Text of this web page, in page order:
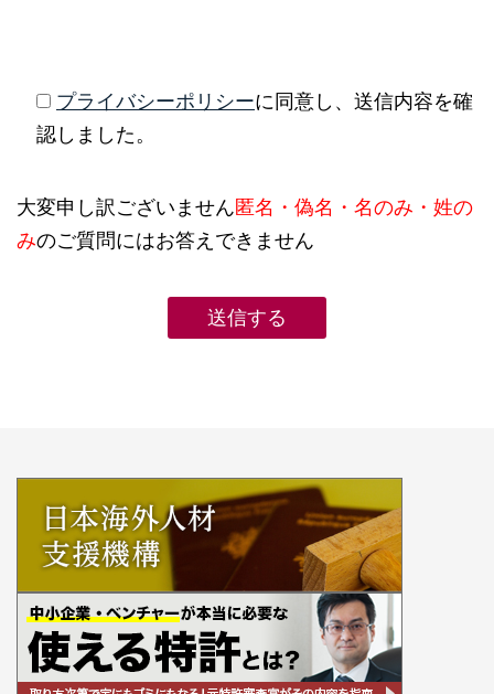
プライバシーポリシーに同意し、送信内容を確
認しました。
大変申し訳ございません匿名・偽名・名のみ・姓の
みのご質問にはお答えできません